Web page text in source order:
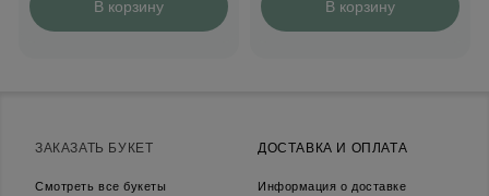
В корзину В корзину
ЗАКАЗАТЬ БУКЕТ
Смотреть все букеты
ДОСТАВКА И ОПЛАТА
Информация о доставке